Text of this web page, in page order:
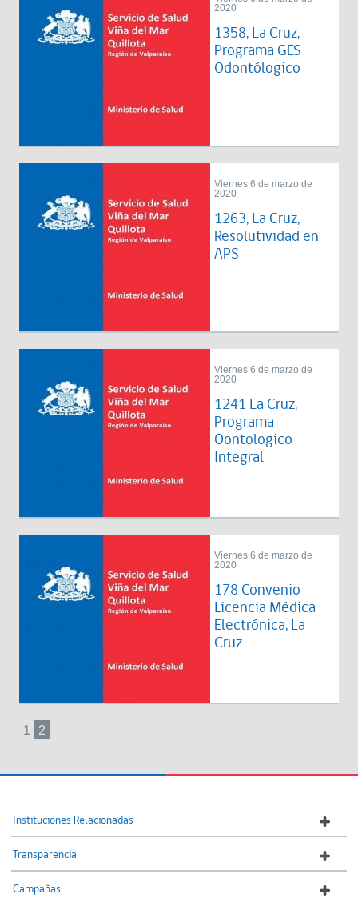
2020
1358, La Cruz,
Programa GES
Odontólogico
Viernes 6 de marzo de
2020
1263, La Cruz,
Resolutividad en
APS
Viernes 6 de marzo de
2020
1241 La Cruz,
Programa
Oontologico
Integral
Viernes 6 de marzo de
2020
178 Convenio
Licencia Médica
Electrónica, La
Cruz
1 2
Instituciones Relacionadas
Transparencia
Campañas